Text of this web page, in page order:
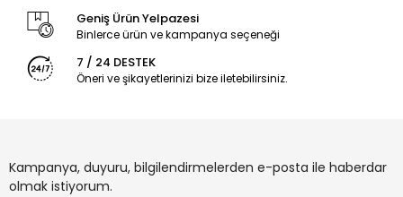
Geniş Ürün Yelpazesi
Binlerce ürün ve kampanya seçeneği
7 / 24 DESTEK
Öneri ve şikayetlerinizi bize iletebilirsiniz.
Kampanya, duyuru, bilgilendirmelerden e-posta ile haberdar
olmak istiyorum.